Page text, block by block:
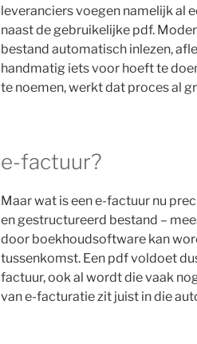
leveranciers voegen namelijk al
naast de gebruikelijke pdf.
bestand automatisch inlezen,
handmatig iets voor hoeft te
te noemen, werkt dat proces al
e-factuur?
Maar wat is een e-factuur nu
en gestructureerd bestand –
door boekhoudsoftware kan
tussenkomst. Een pdf voldoet
factuur, ook al wordt die vaak
van e-facturatie zit juist in die